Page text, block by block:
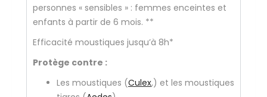
personnes « sensibles » : femmes enceintes et
enfants à partir de 6 mois. **
Efficacité moustiques jusqu’à 8h*
Protège contre :
Les moustiques (Culex,) et les moustiques